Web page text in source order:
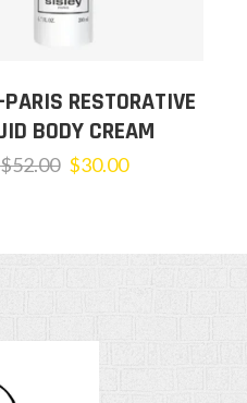
RESTORATIVE
BODY CREAM
$52.00 $30.00